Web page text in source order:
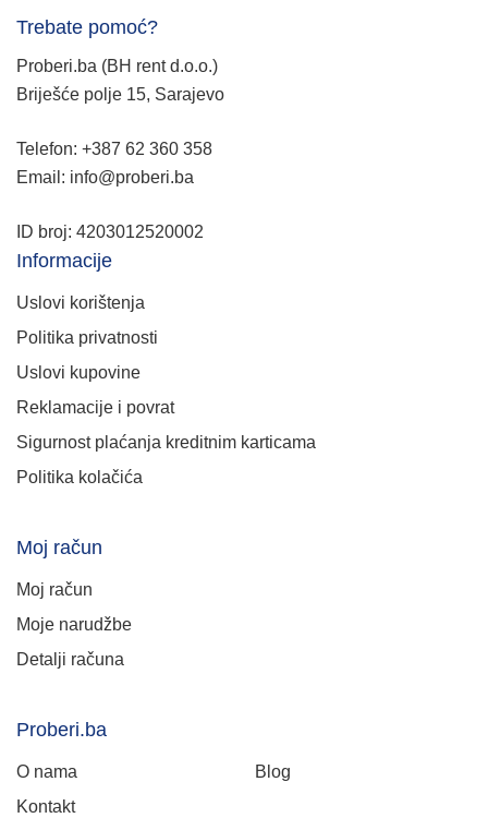
Trebate pomoć?
Proberi.ba (BH rent d.o.o.)
Briješće polje 15, Sarajevo
Telefon: +387 62 360 358
Email: info@proberi.ba
ID broj: 4203012520002
Informacije
Uslovi korištenja
Politika privatnosti
Uslovi kupovine
Reklamacije i povrat
Sigurnost plaćanja kreditnim karticama
Politika kolačića
Moj račun
Moj račun
Moje narudžbe
Detalji računa
Proberi.ba
O nama
Blog
Kontakt